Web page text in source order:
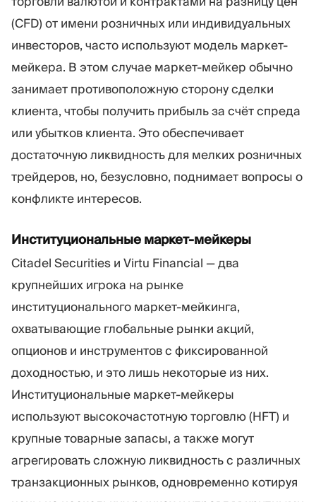
(CFD) от имени розничных или индивидуальных
инвесторов, часто используют модель маркет-
мейкера. В этом случае маркет-мейкер обычно
занимает противоположную сторону сделки
клиента, чтобы получить прибыль за счёт спреда
или убытков клиента. Это обеспечивает
достаточную ликвидность для мелких розничных
трейдеров, но, безусловно, поднимает вопросы о
конфликте интересов.
Институциональные маркет-мейкеры
Citadel Securities и Virtu Financial — два
крупнейших игрока на рынке
институционального маркет-мейкинга,
охватывающие глобальные рынки акций,
опционов и инструментов с фиксированной
доходностью, и это лишь некоторые из них.
Институциональные маркет-мейкеры
используют высокочастотную торговлю (HFT) и
крупные товарные запасы, а также могут
агрегировать сложную ликвидность с различных
транзакционных рынков, одновременно котируя